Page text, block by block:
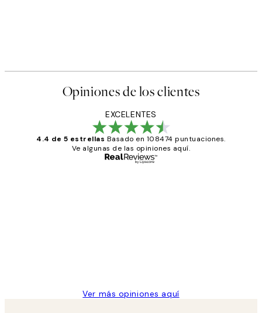
Opiniones de los clientes
EXCELENTES
4.4 de 5 estrellas Basado en 108474 puntuaciones.
Ve algunas de las opiniones aquí.
Ver más opiniones aquí